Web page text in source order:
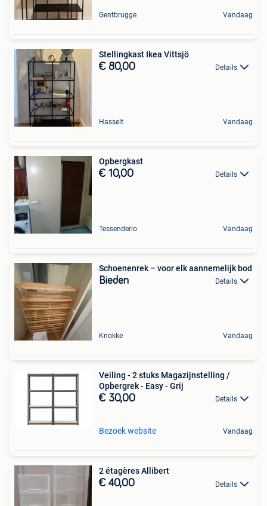
Gentbrugge Vandaag
Stellingkast Ikea Vittsjö
€ 80,00 Details
Hasselt Vandaag
Opbergkast
€ 10,00 Details
Tessenderlo Vandaag
Schoenenrek – voor elk aannemelijk bod
Bieden Details
Knokke Vandaag
Veiling - 2 stuks Magazijnstelling /
Opbergrek - Easy - Grij
€ 30,00 Details
Bezoek website Vandaag
2 étagères Allibert
€ 40,00 Details